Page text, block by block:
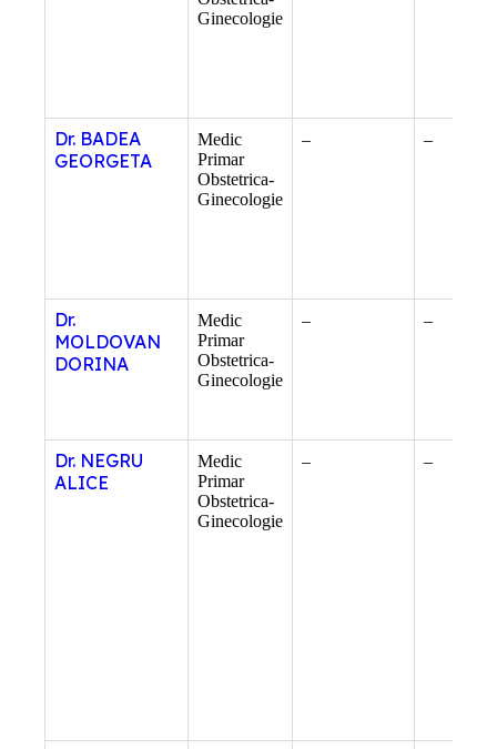
Ginecologie
Dr. BADEA
GEORGETA
Medic
Primar
Obstetrica-
Ginecologie
– –
Dr.
MOLDOVAN
DORINA
Medic
Primar
Obstetrica-
Ginecologie
– –
Dr. NEGRU
ALICE
Medic
Primar
Obstetrica-
Ginecologie
– –